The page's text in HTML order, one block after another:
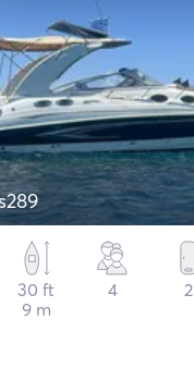
30 ft
9 m
4 2